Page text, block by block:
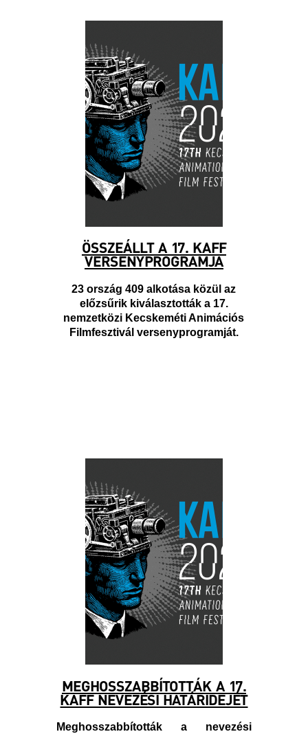
ÖSSZEÁLLT A 17. KAFF
VERSENYPROGRAMJA
23 ország 409 alkotása közül az
előzsűrik kiválasztották a 17.
nemzetközi Kecskeméti Animációs
Filmfesztivál versenyprogramját.
MEGHOSSZABBÍTOTTÁK A 17.
KAFF NEVEZÉSI HATÁRIDEJÉT
Meghosszabbították a nevezési